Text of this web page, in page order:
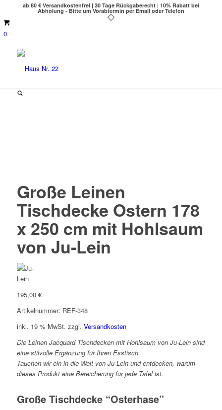
ab 80 € Versandkostenfrei | 30 Tage Rückgaberecht | 10% Rabatt bei
Abholung - Bitte um Vorabtermin per Email oder Telefon
0
Große Leinen
Tischdecke Ostern 178
x 250 cm mit Hohlsaum
von Ju-Lein
195,00 €
Artikelnummer: REF-348
inkl. 19 % MwSt. zzgl. Versandkosten
Die Leinen Jacquard Tischdecken mit Hohlsaum von Ju-Lein sind
eine stilvolle Ergänzung für Ihren Esstisch.
Tauchen wir ein in die Welt von Ju-Lein und entdecken, warum
dieses Produkt eine Bereicherung für jede Tafel ist.
Große Tischdecke “Osterhase”